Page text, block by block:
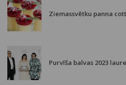
Ziemassvētku panna
Purvīša balvas 2023